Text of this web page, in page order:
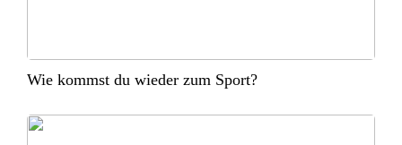
Wie kommst du wieder zum Sport?